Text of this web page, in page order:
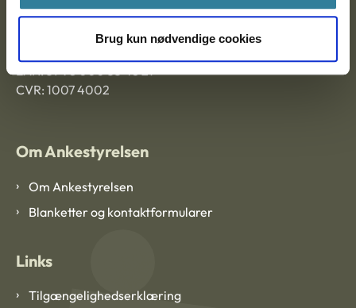
Brug kun nødvendige cookies
Ankestyrelsen København
EAN: 57 98 000 35 48 21
CVR: 1007 4002
Om Ankestyrelsen
Om Ankestyrelsen
Blanketter og kontaktformularer
Links
Tilgængelighedserklæring